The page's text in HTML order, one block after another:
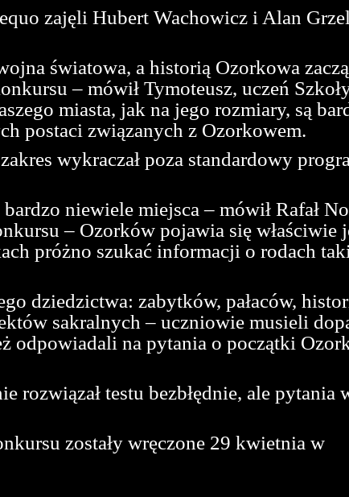
zajęli Hubert Wachowicz i Alan
światowa, a historią Ozorkowa
– mówił Tymoteusz, uczeń
miasta, jak na jego rozmiary, są
postaci związanych z Ozorkowem.
wykraczał poza standardowy
niewiele miejsca – mówił Rafał
– Ozorków pojawia się właściwie
próżno szukać informacji o rodach
dziedzictwa: zabytków, pałaców,
sakralnych – uczniowie musieli
odpowiadali na pytania o początki
testu bezbłędnie, ale pytania
zostały wręczone 29 kwietnia w